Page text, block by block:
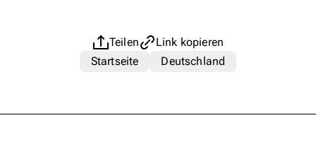
Teilen
Link kopieren
Startseite
Deutschland